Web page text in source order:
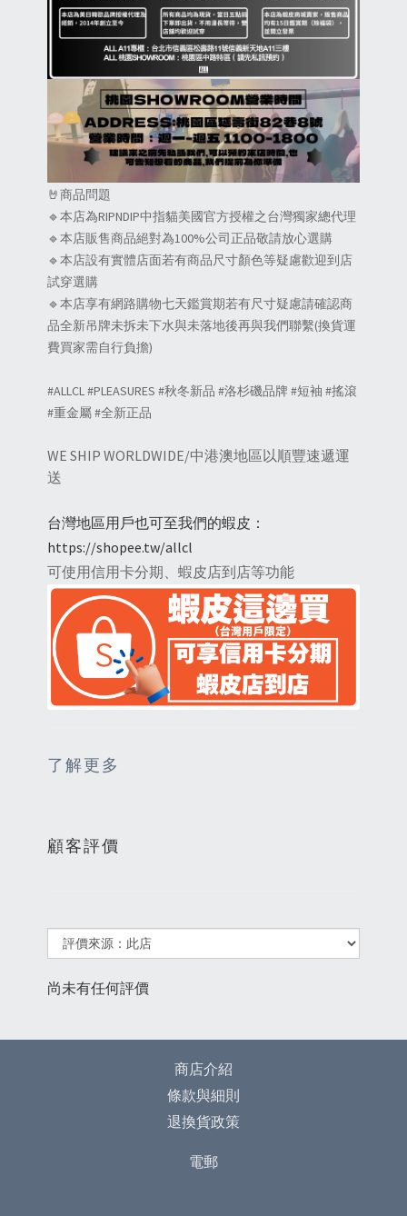
🤘商品問題
🔹本店為RIPNDIP中指貓美國官方授權之台灣獨家總代理
🔹本店販售商品絕對為100%公司正品敬請放心選購
🔹本店設有實體店面若有商品尺寸顏色等疑慮歡迎到店
試穿選購
🔹本店享有網路購物七天鑑賞期若有尺寸疑慮請確認商
品全新吊牌未拆未下水與未落地後再與我們聯繫(換貨運
費買家需自行負擔)
#ALLCL #PLEASURES #秋冬新品 #洛杉磯品牌 #短袖 #搖滾
#重金屬 #全新正品
WE SHIP WORLDWIDE/中港澳地區以順豐速遞運
送
台灣地區用戶也可至我們的蝦皮：
https://shopee.tw/allcl
可使用信用卡分期、蝦皮店到店等功能
了解更多
顧客評價
尚未有任何評價
商店介紹
條款與細則
退換貨政策
電郵